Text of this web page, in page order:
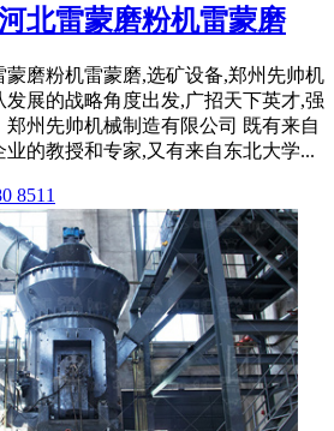
北雷蒙磨粉机雷蒙磨
蒙磨粉机雷蒙磨,选矿设备,郑州先帅机
展的战略角度出发,广招天下英才,强
州先帅机械制造有限公司 既有来自
的教授和专家,又有来自东北大学...
8511